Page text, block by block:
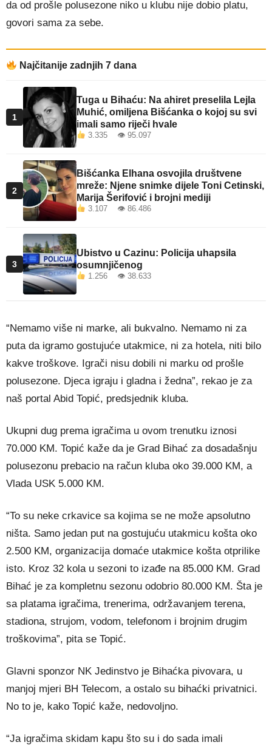
da od prošle polusezone niko u klubu nije dobio platu,
govori sama za sebe.
Najčitanije zadnjih 7 dana
1
Tuga u Bihaću: Na ahiret preselila Lejla
Muhić, omiljena Bišćanka o kojoj su svi
imali samo riječi hvale
3.335 👁 95.097
2
Bišćanka Elhana osvojila društvene
mreže: Njene snimke dijele Toni Cetinski,
Marija Šerifović i brojni mediji
3.107 👁 86.486
3
Ubistvo u Cazinu: Policija uhapsila
osumnjičenog
1.256 👁 38.633
“Nemamo više ni marke, ali bukvalno. Nemamo ni za
puta da igramo gostujuće utakmice, ni za hotela, niti bilo
kakve troškove. Igrači nisu dobili ni marku od prošle
polusezone. Djeca igraju i gladna i žedna”, rekao je za
naš portal Abid Topić, predsjednik kluba.
Ukupni dug prema igračima u ovom trenutku iznosi
70.000 KM. Topić kaže da je Grad Bihać za dosadašnju
polusezonu prebacio na račun kluba oko 39.000 KM, a
Vlada USK 5.000 KM.
“To su neke crkavice sa kojima se ne može apsolutno
ništa. Samo jedan put na gostujuću utakmicu košta oko
2.500 KM, organizacija domaće utakmice košta otprilike
isto. Kroz 32 kola u sezoni to izađe na 85.000 KM. Grad
Bihać je za kompletnu sezonu odobrio 80.000 KM. Šta je
sa platama igračima, trenerima, održavanjem terena,
stadiona, strujom, vodom, telefonom i brojnim drugim
troškovima”, pita se Topić.
Glavni sponzor NK Jedinstvo je Bihaćka pivovara, u
manjoj mjeri BH Telecom, a ostalo su bihaćki privatnici.
No to je, kako Topić kaže, nedovoljno.
“Ja igračima skidam kapu što su i do sada imali